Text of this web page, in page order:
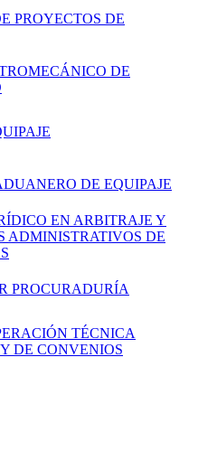
PROYECTOS DE
DE
DE EQUIPAJE
EN ARBITRAJE Y
ADMINISTRATIVOS DE
PROCURADURÍA
TÉCNICA
DE CONVENIOS